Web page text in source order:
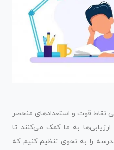
نقاط قوت و استعدادهای منحصر
به ما کمک می‌کنند تا
را به نحوی تنظیم کنیم که